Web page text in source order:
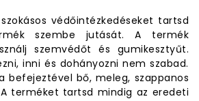
védőintézkedéseket tartsd
szembe jutását. A termék
szemvédőt és gumikesztyűt.
inni és dohányozni nem szabad.
befejeztével bő, meleg, szappanos
terméket tartsd mindig az eredeti